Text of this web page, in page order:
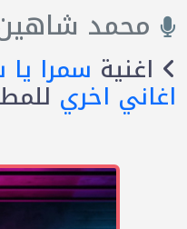
محمد
اغنية سمرا يا
اغاني اخري